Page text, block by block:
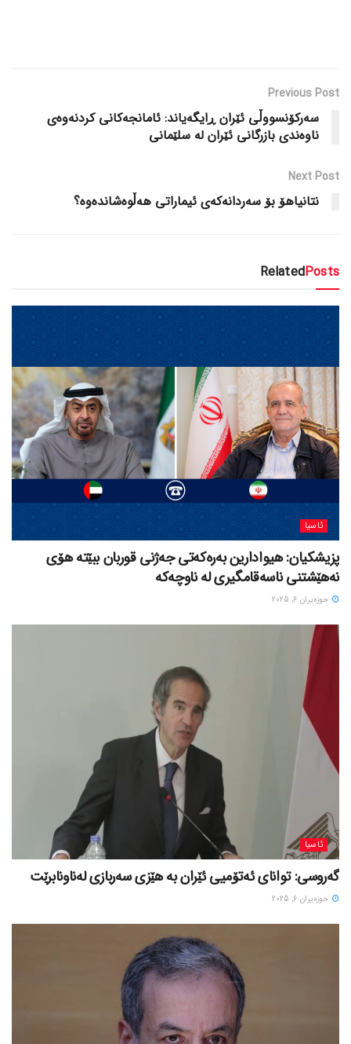
Previous Post
سەرکۆنسووڵی ئێران ڕایگەیاند: ئامانجەکانی کردنەوەی
ناوەندی بازرگانی ئێران لە سلێمانی
Next Post
نتانیاهۆ بۆ سەردانەکەی ئیماراتی هەڵوەشاندەوە؟
RelatedPosts
ئاسیا
پزیشکیان: هیوادارین بەرەکەتی جەژنی قوربان ببێتە هۆی
نەهێشتنی ناسەقامگیری لە ناوچەکە
حوزه‌یران 6, 2025
ئاسیا
گەروسی: توانای ئەتۆمیی ئێران بە هێزی سەربازی لەناونابرێت
حوزه‌یران 6, 2025